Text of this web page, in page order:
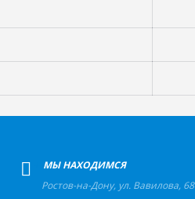
МЫ НАХОДИМСЯ
Ростов-на-Дону, ул. Вавилова, 68